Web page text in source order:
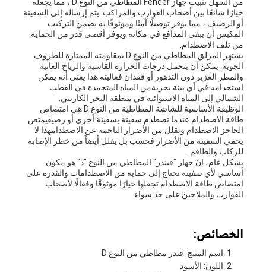
الموقع
PRIVACY
POLICY
من السهل تثبيت جهاز Fender المطاطي من النوع D ، مما يجعله
خيارًا شائعًا بين أصحاب القوارب والمراكب. يتم إرساله إلى السفينة
أو الرصيف ، مما يوفر توصيلًا آمنًا وموثوقًا به.يضمن التركيب
المكبس أن يبقى المدافع في مكانه ويوفر أقصى قدر من الحماية
من تلف الاصطدام.
يشتهر المزلق المطاطي من النوع D بمقاومته الممتازة للظروف
الجوية. يمكن أن يتحمل درجات الحرارة القاسية والرياح العاتية
والمطر الغزير دون التدهور أو فقدان فعاليته.هذا يعني أنه يمكن
استخدامه في أي بيئة بحريةمن المياه المتجمدة في القطب
الشمالي إلى المياه الاستوائية في منطقة البحر الكاريبي.
الوظيفة الأساسية للشاشة المطاطية من النوع D هي امتصاص
طاقة الاصطدام عندما تصطدم سفينة بسفينة أخرى أو رصيفيمتص
الحاجز الاصطدام ويقلل من الأضرار الناجمة عن الاصطدامهذا لا
يحمي السفينة من الأضرار فحسب بل يقلل أيضاً من خطر الإصابة
للركاب والطاقم.
بشكل عام، إنّ جهاز "فيندر" المطاطي من النوع "د" هو مكون
أساسي لأي سفينة تحتاج إلى حماية من الاصطدامات.والقدرة على
امتصاص طاقة الاصطدام تجعلها خيارًا موثوقًا وفعالًا لأصحاب
القوارب والملاحين على حد سواء.
الخصائص:
اسم المنتج: فندر مطاطي من النوع D
اللون: الأسود